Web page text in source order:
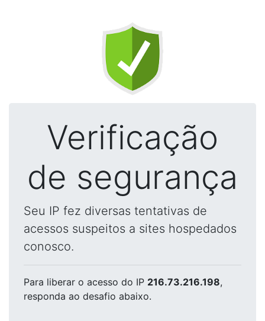
Verificação
de segurança
Seu IP fez diversas tentativas de
acessos suspeitos a sites hospedados
conosco.
Para liberar o acesso do IP 216.73.216.198,
responda ao desafio abaixo.